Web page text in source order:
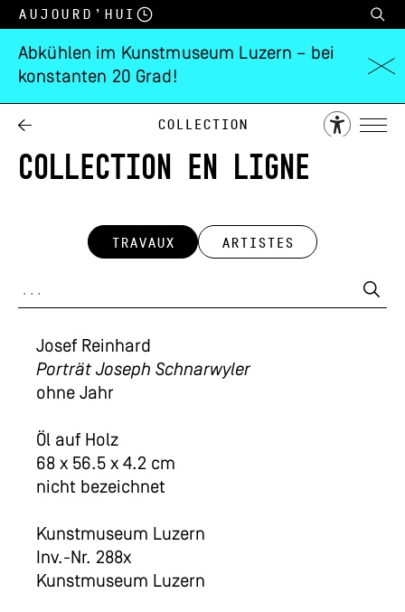
Aujourd’hui
Abkühlen im Kunstmuseum Luzern – bei
konstanten 20 Grad!
Collection
COLLECTION EN LIGNE
TRAVAUX ARTISTES
Josef Reinhard
Porträt Joseph Schnarwyler
ohne Jahr
Öl auf Holz
68 x 56.5 x 4.2 cm
nicht bezeichnet
Kunstmuseum Luzern
Inv.-Nr. 288x
Kunstmuseum Luzern